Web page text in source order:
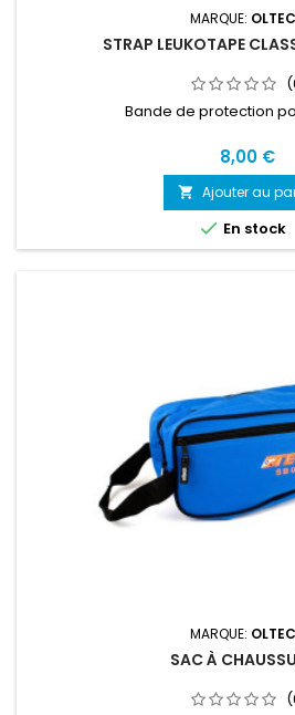
MARQUE:
STRAP LEUKOTAPE
Bande de protection
8,00 €
 Ajouter au
 En stock
MARQUE:
SAC À